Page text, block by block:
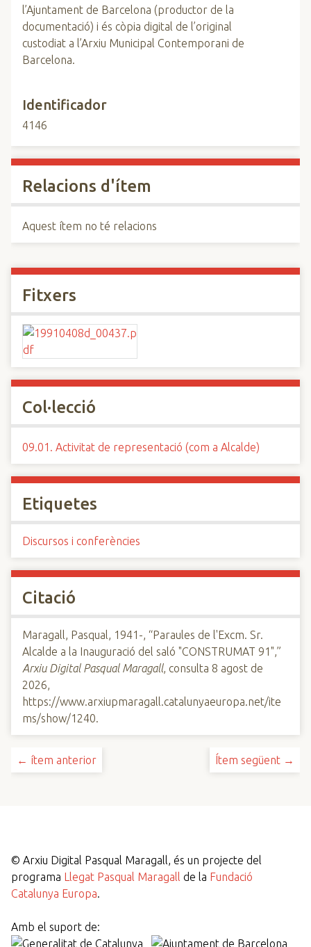
l’Ajuntament de Barcelona (productor de la
documentació) i és còpia digital de l’original
custodiat a l’Arxiu Municipal Contemporani de
Barcelona.
Identificador
4146
Relacions d'ítem
Aquest ítem no té relacions
Fitxers
Col·lecció
09.01. Activitat de representació (com a Alcalde)
Etiquetes
Discursos i conferències
Citació
Maragall, Pasqual, 1941-, “Paraules de l'Excm. Sr.
Alcalde a la Inauguració del saló "CONSTRUMAT 91",”
Arxiu Digital Pasqual Maragall, consulta 8 agost de
2026,
https://www.arxiupmaragall.catalunyaeuropa.net/ite
ms/show/1240.
← ítem anterior Ítem següent →
© Arxiu Digital Pasqual Maragall, és un projecte del
programa Llegat Pasqual Maragall de la Fundació
Catalunya Europa.
Amb el suport de: